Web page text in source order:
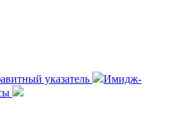
указатель
Имидж-